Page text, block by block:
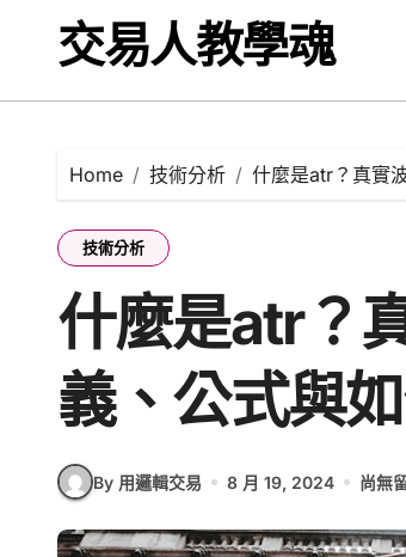
content交易人教學魂
Home 技術分析 什麼是atr？真實
技術分析
什麼是atr？
義、公式與
By 用邏輯交易 8 月 19, 2024 尚無